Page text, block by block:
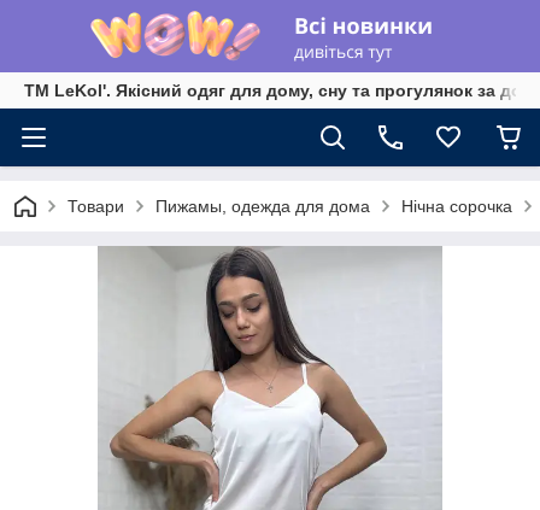
TM LeKol'. Якісний одяг для дому, сну та прогулянок за
Товари Пижамы, одежда для дома Нічна сорочка